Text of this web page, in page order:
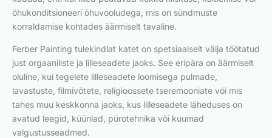
õhukonditsioneeri õhuvooludega, mis on sündmuste
korraldamise kohtades äärmiselt tavaline.
Ferber Painting tulekindlat katet on spetsiaalselt välja töötatud
just orgaaniliste ja lilleseadete jaoks. See eripära on äärmiselt
oluline, kui tegelete lilleseadete loomisega pulmade,
lavastuste, filmivõtete, religioossete tseremooniate või mis
tahes muu keskkonna jaoks, kus lilleseadete läheduses on
avatud leegid, küünlad, pürotehnika või kuumad
valgustusseadmed.